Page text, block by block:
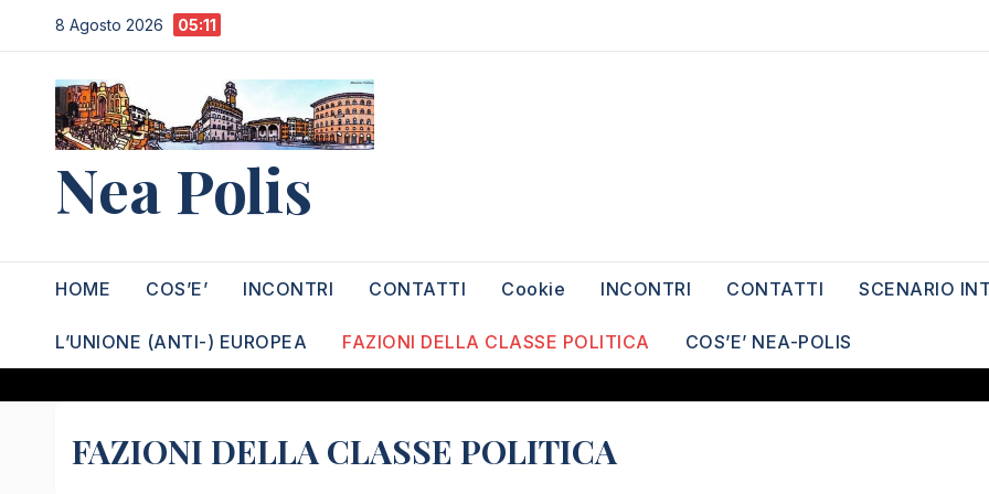
al
contenuto
8 Agosto 2026 05:11
Nea Polis
HOME COS’E’ INCONTRI CONTATTI Cookie INCONTRI CONTATTI SCENARIO
L’UNIONE (ANTI-) EUROPEA FAZIONI DELLA CLASSE POLITICA COS’E’ NEA-POLIS
FAZIONI DELLA CLASSE POLITICA